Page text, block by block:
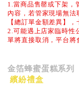
1.當商品售罄或下架，
內容，若管家現場無
【總訂單金額差異】
2.可能遇上店家臨時性
單將直接取消，平台將
金箔蜂蜜蛋糕系列
繽紛禮盒